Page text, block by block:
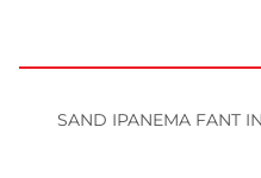
SAND IPANEMA FANT